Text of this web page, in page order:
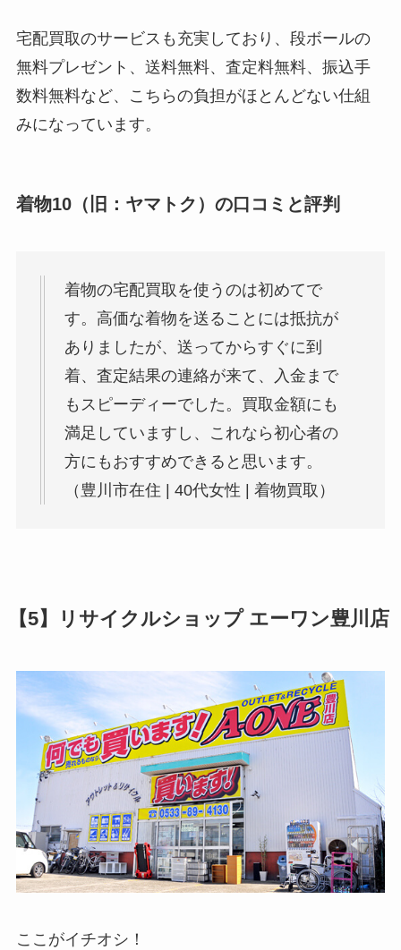
宅配買取のサービスも充実しており、段ボールの
無料プレゼント、送料無料、査定料無料、振込手
数料無料など、こちらの負担がほとんどない仕組
みになっています。
着物10（旧：ヤマトク）の口コミと評判
着物の宅配買取を使うのは初めてで
す。高価な着物を送ることには抵抗が
ありましたが、送ってからすぐに到
着、査定結果の連絡が来て、入金まで
もスピーディーでした。買取金額にも
満足していますし、これなら初心者の
方にもおすすめできると思います。
（豊川市在住 | 40代女性 | 着物買取）
【5】リサイクルショップ エーワン豊川店
ここがイチオシ！